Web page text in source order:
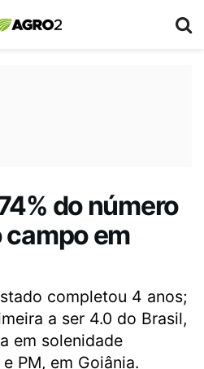
do número
campo em
completou 4 anos;
a ser 4.0 do Brasil,
em solenidade
PM, em Goiânia.